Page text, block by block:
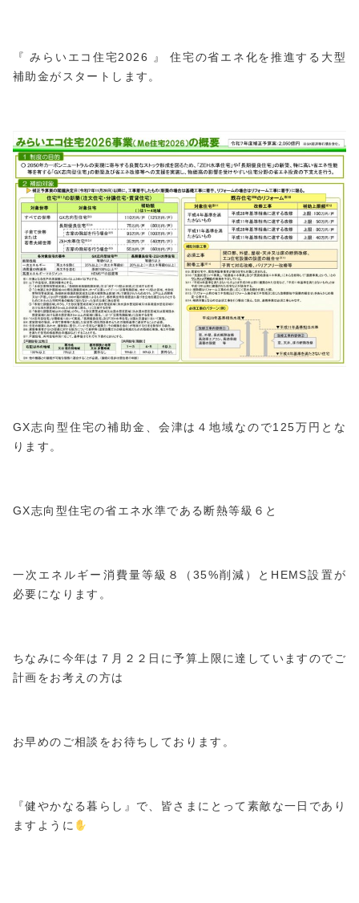
『 みらいエコ住宅2026 』 住宅の省エネ化を推進する大型
補助金がスタートします。
GX志向型住宅の補助金、会津は４地域なので125万円とな
ります。
GX志向型住宅の省エネ水準である断熱等級６と
一次エネルギー消費量等級８（35%削減）とHEMS設置が
必要になります。
ちなみに今年は７月２２日に予算上限に達していますのでご
計画をお考えの方は
お早めのご相談をお待ちしております。
『健やかなる暮らし』で、皆さまにとって素敵な一日であり
ますように